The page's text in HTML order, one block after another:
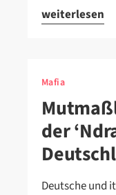
weiterlesen
Mafia
der
Deutsche und